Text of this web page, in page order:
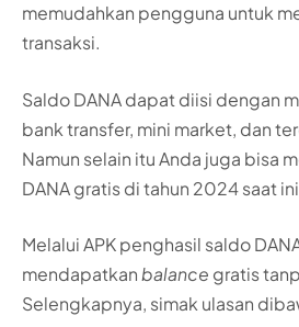
memudahkan pengguna untuk
transaksi.
Saldo DANA dapat diisi dengan
bank transfer, mini market, dan
Namun selain itu Anda juga bisa
DANA gratis di tahun 2024 saat
Melalui APK penghasil saldo
mendapatkanbalance gratis
Selengkapnya, simak ulasan